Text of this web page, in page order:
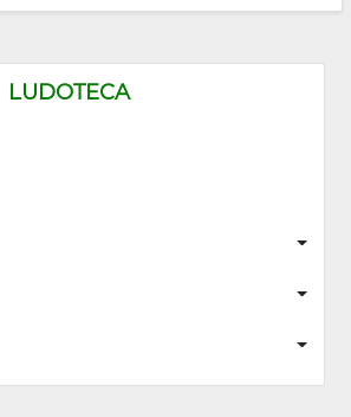
LUDOTECA